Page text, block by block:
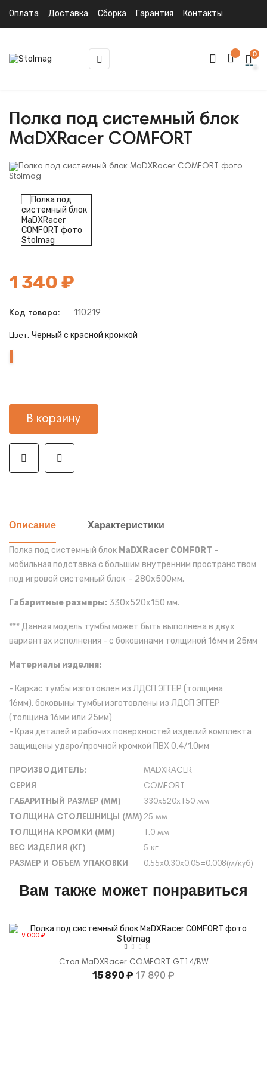
Оплата Доставка Сборка Гарантия Контакты
Toggle
navigation
☰ 0
Полка под системный блок
MaDXRacer COMFORT
1 340 ₽
Код товара: 110219
Цвет: Черный с красной кромкой
кромкой
с
кромкой
кромкой
кромкой
кромкой
В корзину
Описание Характеристики
Полка под системный блок MaDXRacer COMFORT –
мобильная подставка с большим внутренним пространством
под игровой системный блок - 280х500мм.
Габаритные размеры: 330х520х150 мм.
***Данная модель тумбы может быть выполнена в двух
вариантах исполнения - с боковинами толщиной 16мм и 25мм
Материалы изделия:
- Каркас тумбы изготовлен из ЛДСП ЭГГЕР (толщина
16мм), боковыны тумбы изготовлены из ЛДСП ЭГГЕР
(толщина 16мм или 25мм)
- Края деталей и рабочих поверхностей изделий комплекта
защищены ударо/прочной кромкой ПВХ 0,4/1,0мм
ПРОИЗВОДИТЕЛЬ:
MADXRACER
СЕРИЯ
COMFORT
ГАБАРИТНЫЙ РАЗМЕР (ММ)
330х520х150 мм
ТОЛЩИНА СТОЛЕШНИЦЫ (ММ) 25 мм
ТОЛЩИНА КРОМКИ (ММ)
1.0 мм
ВЕС ИЗДЕЛИЯ (КГ)
5 кг
РАЗМЕР И ОБЪЕМ УПАКОВКИ
0.55х0.30х0.05=0.008(м/куб)
Вам также может понравиться
-2 000 ₽
Стол MaDXRacer COMFORT GT14/BW
15 890 ₽ 17 890 ₽